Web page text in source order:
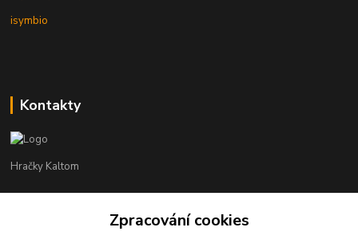
isymbio
Kontakty
Hračky Kaltom
+420 777 538 008
Zpracování cookies